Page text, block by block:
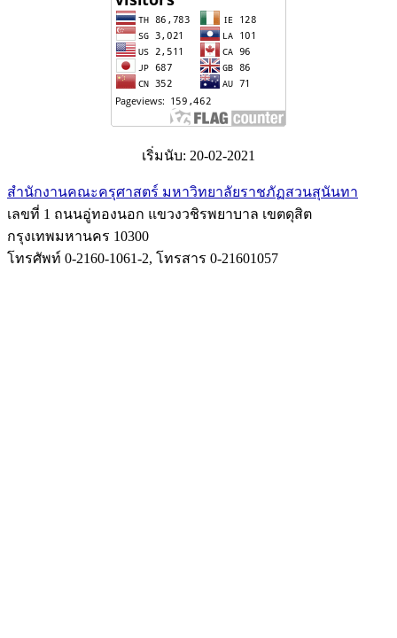
เริ่มนับ: 20-02-2021
สำนักงานคณะครุศาสตร์ มหาวิทยาลัยราชภัฏสวนสุนันทา
เลขที่ 1 ถนนอู่ทองนอก แขวงวชิรพยาบาล เขตดุสิต
กรุงเทพมหานคร 10300
โทรศัพท์ 0-2160-1061-2, โทรสาร 0-21601057